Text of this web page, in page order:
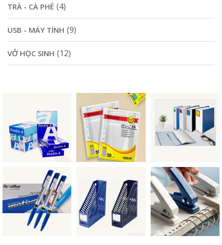
TRÀ - CÀ PHÊ (4)
USB - MÁY TÍNH (9)
VỞ HỌC SINH (12)